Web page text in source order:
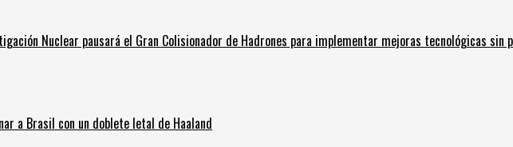
Nuclear pausará el Gran Colisionador de Hadrones para implementar mejoras tecnológicas
a Brasil con un doblete letal de Haaland